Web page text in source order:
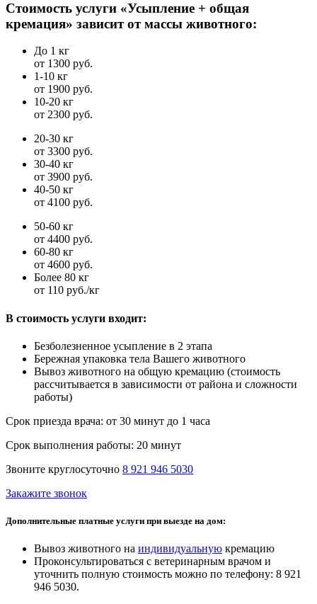
Стоимость услуги «Усыпление + общая
кремация» зависит от массы животного:
До 1 кг
от 1300 руб.
1-10 кг
от 1900 руб.
10-20 кг
от 2300 руб.
20-30 кг
от 3300 руб.
30-40 кг
от 3900 руб.
40-50 кг
от 4100 руб.
50-60 кг
от 4400 руб.
60-80 кг
от 4600 руб.
Более 80 кг
от 110 руб./кг
В стоимость услуги входит:
Безболезненное усыпление в 2 этапа
Бережная упаковка тела Вашего животного
Вывоз животного на общую кремацию (стоимость
рассчитывается в зависимости от района и сложности
работы)
Срок приезда врача: от 30 минут до 1 часа
Срок выполнения работы: 20 минут
Звоните круглосуточно 8 921 946 5030
Закажите звонок
Дополнительные платные услуги при выезде на дом:
Вывоз животного на индивидуальную кремацию
Проконсультироваться с ветеринарным врачом и
уточнить полную стоимость можно по телефону: 8 921
946 5030.